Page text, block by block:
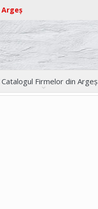
Catalogul Firmelor din Argeș